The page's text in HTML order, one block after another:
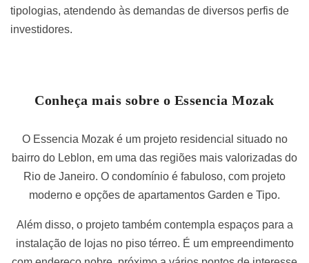
tipologias, atendendo às demandas de diversos perfis de
investidores.
Conheça mais sobre o Essencia Mozak
O Essencia Mozak é um projeto residencial situado no
bairro do Leblon, em uma das regiões mais valorizadas do
Rio de Janeiro. O condomínio é fabuloso, com projeto
moderno e opções de apartamentos Garden e Tipo.
Além disso, o projeto também contempla espaços para a
instalação de lojas no piso térreo. É um empreendimento